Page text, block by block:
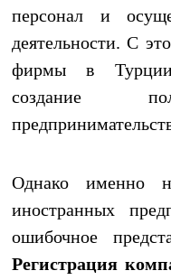
персонал и
деятельности. С
фирмы в Турции
создание
Однако именно
иностранных
ошибочное
Регистрация